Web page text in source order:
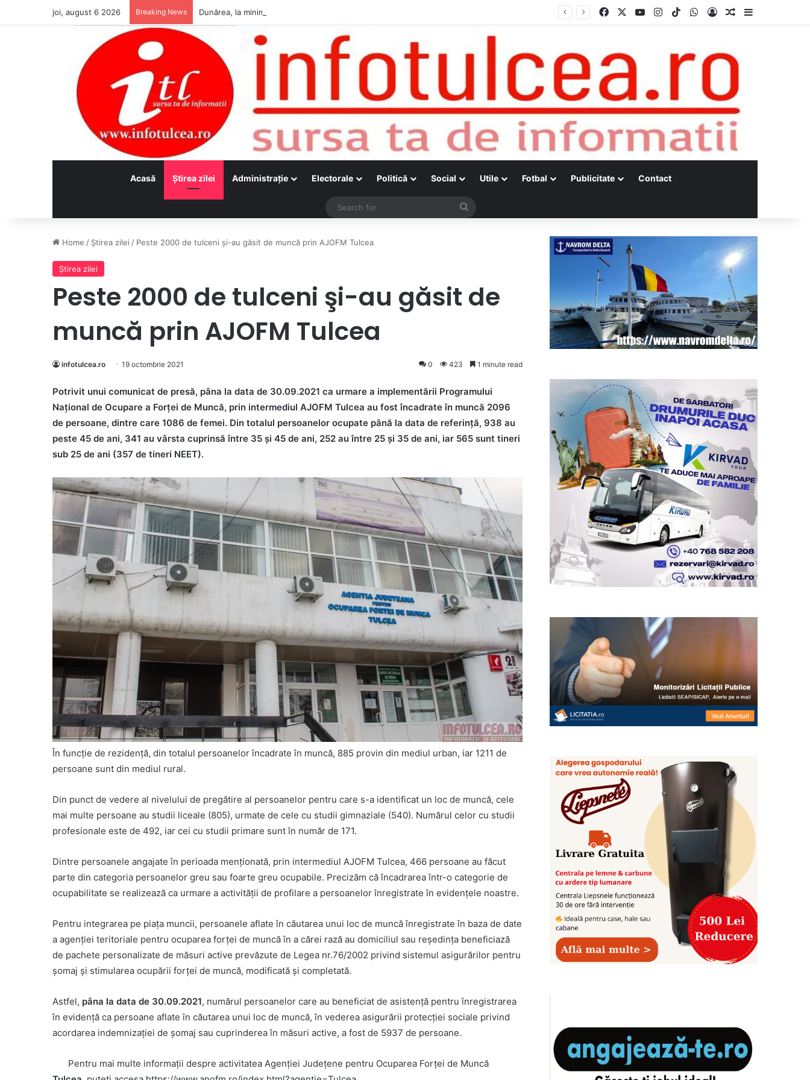
joi, august 6 2026 Breaking News Facebook YouTubeInstagram
TikTokWhatsApp
Log InRandom Article
Acasă Ştirea zilei Administraţie Electorale Politică Social Utile Fotbal Publicitate Contact
Search
Home / Ştirea zilei / Peste 2000 de tulceni şi-au găsit de muncă prin AJOFM Tulcea
Ştirea zilei
Peste 2000 de tulceni şi-au găsit de
muncă prin AJOFM Tulcea
infotulcea.ro 19 octombrie 2021 0 423 1 minute read
Potrivit unui comunicat de presă, pâna la data de 30.09.2021 ca urmare a implementării Programului
Naţional de Ocupare a Forţei de Muncă, prin intermediul AJOFM Tulcea au fost încadrate în muncă 2096
de persoane, dintre care 1086 de femei. Din totalul persoanelor ocupate până la data de referință, 938 au
peste 45 de ani, 341 au vârsta cuprinsă între 35 și 45 de ani, 252 au între 25 și 35 de ani, iar 565 sunt tineri
sub 25 de ani (357 de tineri NEET).
În funcţie de rezidenţă, din totalul persoanelor încadrate în muncă, 885 provin din mediul urban, iar 1211 de
persoane sunt din mediul rural.
Din punct de vedere al nivelului de pregătire al persoanelor pentru care s-a identificat un loc de muncă, cele
mai multe persoane au studii liceale (805), urmate de cele cu studii gimnaziale (540). Numărul celor cu studii
profesionale este de 492, iar cei cu studii primare sunt în număr de 171.
Dintre persoanele angajate în perioada menţionată, prin intermediul AJOFM Tulcea, 466 persoane au făcut
parte din categoria persoanelor greu sau foarte greu ocupabile. Precizăm că încadrarea într-o categorie de
ocupabilitate se realizează ca urmare a activităţii de profilare a persoanelor înregistrate în evidenţele noastre.
Pentru integrarea pe piaţa muncii, persoanele aflate în căutarea unui loc de muncă înregistrate în baza de date
a agenţiei teritoriale pentru ocuparea forţei de muncă în a cărei rază au domiciliul sau reşedinţa beneficiază
de pachete personalizate de măsuri active prevăzute de Legea nr.76/2002 privind sistemul asigurărilor pentru
şomaj şi stimularea ocupării forţei de muncă, modificată şi completată.
Astfel, pâna la data de 30.09.2021, numărul persoanelor care au beneficiat de asistenţă pentru înregistrarea
în evidenţă ca persoane aflate în căutarea unui loc de muncă, în vederea asigurării protecţiei sociale privind
acordarea indemnizaţiei de şomaj sau cuprinderea în măsuri active, a fost de 5937 de persoane.
Pentru mai multe informații despre activitatea Agenției Județene pentru Ocuparea Forței de Muncă